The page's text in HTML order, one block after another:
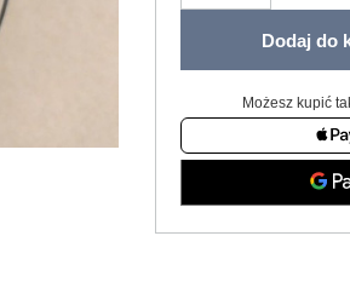
Dodaj do
Możesz kupić